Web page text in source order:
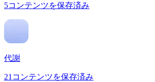
5コンテンツを保存済み
代謝
21コンテンツを保存済み